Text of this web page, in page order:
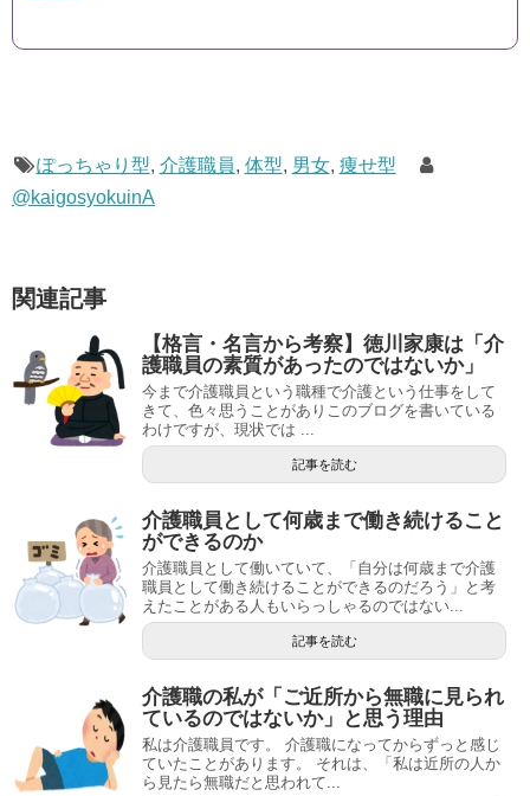
ぽっちゃり型, 介護職員, 体型, 男女, 痩せ型
@kaigosyokuinA
関連記事
【格言・名言から考察】徳川家康は「介
護職員の素質があったのではないか」
今まで介護職員という職種で介護という仕事をして
きて、色々思うことがありこのブログを書いている
わけですが、現状では ...
記事を読む
介護職員として何歳まで働き続けること
ができるのか
介護職員として働いていて、「自分は何歳まで介護
職員として働き続けることができるのだろう」と考
えたことがある人もいらっしゃるのではない...
記事を読む
介護職の私が「ご近所から無職に見られ
ているのではないか」と思う理由
私は介護職員です。 介護職になってからずっと感じ
ていたことがあります。 それは、「私は近所の人か
ら見たら無職だと思われて...